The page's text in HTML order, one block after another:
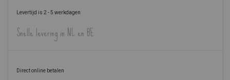
Levertijd is 2 - 5 werkdagen
Snelle levering in NL en BE
Direct online betalen